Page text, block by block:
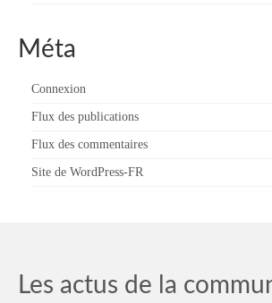
Méta
Connexion
Flux des publications
Flux des commentaires
Site de WordPress-FR
Les actus de la